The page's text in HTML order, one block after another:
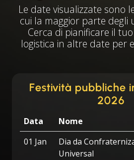
Le date visualizzate sono
cui la maggior parte degli
Cerca di pianificare il
logistica in altre date per
Festività pubbliche
2026
Data Nome
01 Jan
Dia da
Universal